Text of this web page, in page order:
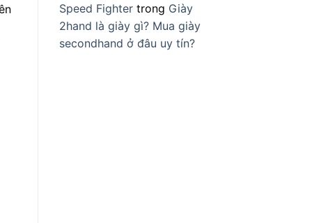
Speed Fightertrong Giày
2hand là giày gì? Mua giày
secondhand ở đâu uy tín?